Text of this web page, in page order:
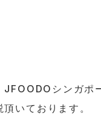
シンガポ
いております。